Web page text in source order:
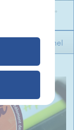
« Angéla »
la ville de Rethel